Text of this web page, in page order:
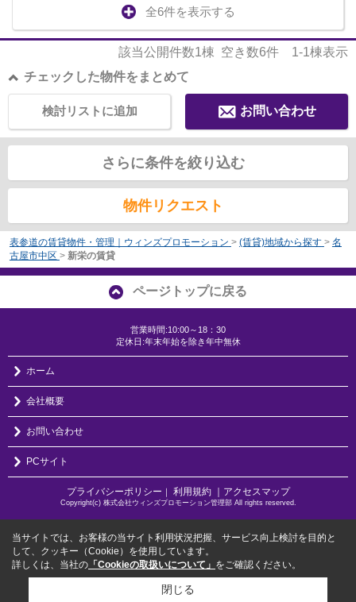
全6件を表示する
該当公開件数1棟 空き数6件 1-1棟表示
チェックした物件をまとめて
お問い合わせ
検討リストに追加
さらに条件を絞り込む
物件リクエスト
表参道の賃貸物件・管理｜ウィンズプロモーション > (賃貸)地域から探す > 名
古屋市中区 > 新栄の賃貸
ページトップに戻る
営業時間:10:00～18：30
定休日:年末年始を除き年中無休
ホーム
会社概要
お問い合わせ
PCサイト
プライバシーポリシー ｜ 利用規約 ｜アクセスマップ
Copyright(c) 株式会社ウィンズプロモーション管理部 All rights reserved.
当サイトでは、お客様の当サイト利用状況把握、サービス向上検討を目的と
して、クッキー（Cookie）を使用しています。
詳しくは、当社の 「Cookieの取扱いについて」 をご確認ください。
閉じる